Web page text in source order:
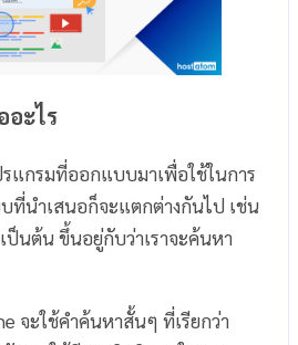
อะไร
รแกรมที่ออกแบบมาเพื่อใช้ในการ
ที่นำเสนอก็จะแตกต่างกันไป เช่น
ป็นต้น ขึ้นอยู่กับว่าเราจะค้นหา
จะใช้คำค้นหาสั้นๆ ที่เรียกว่า